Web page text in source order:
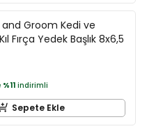
Groom Kedi ve
Fırça Yedek Başlık 8x6,5
%11 indirimli
Sepete Ekle